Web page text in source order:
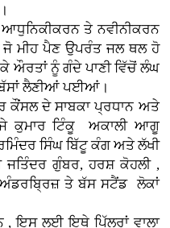
ਤੇ ਨਵੀਨੀਕਰਨ
ਜੋ ਮੀਹ ਪੈਣ ਉਪਰੰਤ ਜਲ ਥਲ ਹੋ
ਔਰਤਾਂ ਨੂੰ ਗੰਦੇ ਪਾਣੀ ਵਿੱਚੋਂ ਲੰਘ
ਲੈਣੀਆਂ ਪਈਆਂ।
ਕੌਂਸਲ ਦੇ ਸਾਬਕਾ ਪ੍ਰਧਾਨ ਅਤੇ
ਕੁਮਾਰ ਟਿੰਕੂ ਅਕਾਲੀ ਆਗੂ
ਸਿੰਘ ਬਿੱਟੂ ਕੰਗ ਅਤੇ ਲੱਖੀ
ਜਤਿੰਦਰ ਗੁੰਬਰ, ਹਰਸ਼ ਕੋਹਲੀ ,
ਅੰਡਰਬ੍ਰਿਜ਼ ਤੇ ਬੱਸ ਸਟੈਂਡ ਲੋਕਾਂ
, ਇਸ ਲਈ ਇਥੇ ਪਿੱਲਰਾਂ ਵਾਲਾ